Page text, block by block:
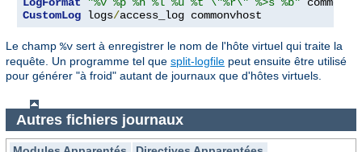
LogFormat
"%v %p %h %l %u %t \"%r\" %>s %b"
CustomLog logs/access_log commonvhost
Le champ %v sert à enregistrer le nom de l'hôte virtuel qui traite la
requête. Un programme tel que split-logfile peut ensuite être utilisé
pour générer "à froid" autant de journaux que d'hôtes virtuels.
Autres fichiers journaux